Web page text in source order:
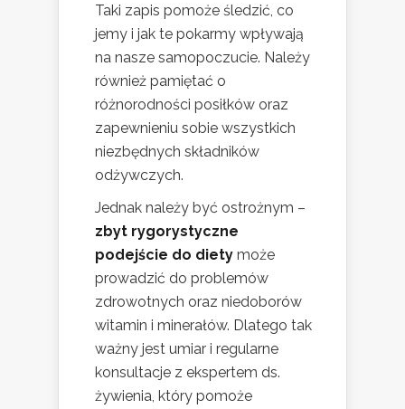
Taki zapis pomoże śledzić, co
jemy i jak te pokarmy wpływają
na nasze samopoczucie. Należy
również pamiętać o
różnorodności posiłków oraz
zapewnieniu sobie wszystkich
niezbędnych składników
odżywczych.
Jednak należy być ostrożnym –
zbyt rygorystyczne
podejście do diety może
prowadzić do problemów
zdrowotnych oraz niedoborów
witamin i minerałów. Dlatego tak
ważny jest umiar i regularne
konsultacje z ekspertem ds.
żywienia, który pomoże